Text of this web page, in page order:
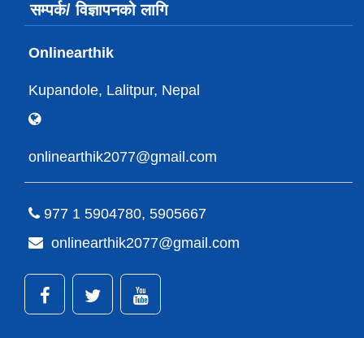
सम्पर्क/ विज्ञापनको लागि
Onlinearthik
Kupandole, Lalitpur, Nepal
onlinearthik2077@gmail.com
977 1 5904780, 5905667
onlinearthik2077@gmail.com